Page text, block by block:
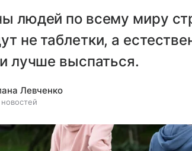
людей по всему миру
не таблетки, а
лучше выспаться.
Левченко